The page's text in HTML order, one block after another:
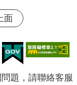
面
題，請聯絡客服